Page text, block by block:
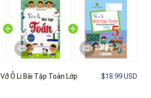
Vở Ô Li Bài Tập Toán Lớp
$18.99 USD